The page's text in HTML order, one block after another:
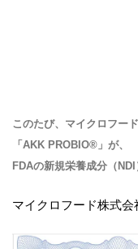
このたび、マイクロフー
「AKK PROBIO®」
FDAの新規栄養成分（NDI
マイクロフード株式